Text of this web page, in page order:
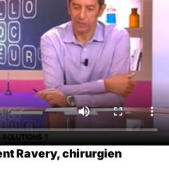
Ravery, chirurgien